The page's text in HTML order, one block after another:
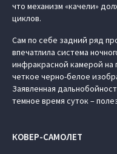
что механизм «качели»
циклов.
Сам по себе задний ряд
впечатлила система
инфракрасной камерой на
четкое черно-белое
Заявленная
темное время суток –
КОВЕР-САМОЛЕТ